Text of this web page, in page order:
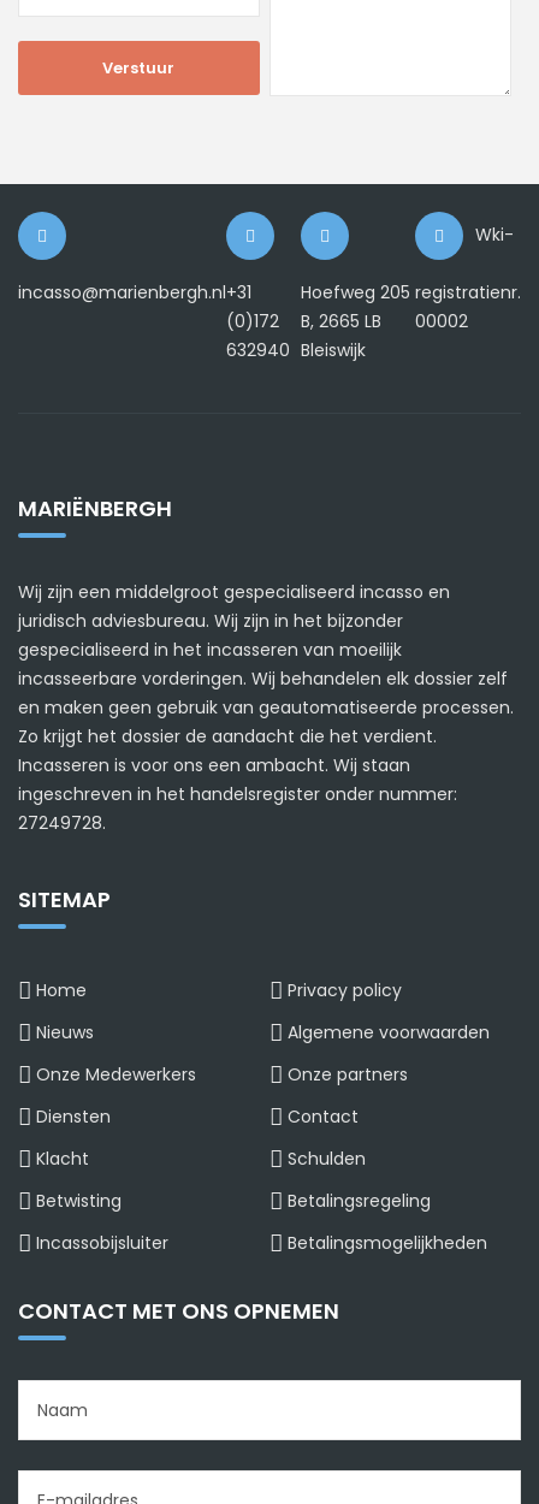
incasso@marienbergh.nl+31
(0)172
632940
Hoefweg 205
B, 2665 LB
Bleiswijk
Wki-
registratienr.
00002
MARIËNBERGH
Wij zijn een middelgroot gespecialiseerd incasso en
juridisch adviesbureau. Wij zijn in het bijzonder
gespecialiseerd in het incasseren van moeilijk
incasseerbare vorderingen. Wij behandelen elk dossier zelf
en maken geen gebruik van geautomatiseerde processen.
Zo krijgt het dossier de aandacht die het verdient.
Incasseren is voor ons een ambacht. Wij staan
ingeschreven in het handelsregister onder nummer:
27249728.
SITEMAP
Home
Privacy policy
Nieuws
Algemene voorwaarden
Onze Medewerkers
Onze partners
Diensten
Contact
Klacht
Schulden
Betwisting
Betalingsregeling
Incassobijsluiter
Betalingsmogelijkheden
CONTACT MET ONS OPNEMEN